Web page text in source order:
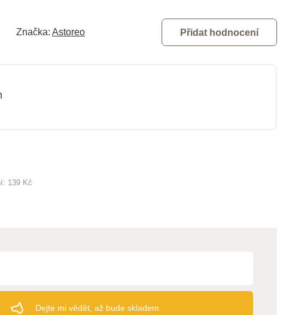
Značka: Astoreo Přidat hodnocení
139 Kč
Dejte mi vědět, až bude skladem